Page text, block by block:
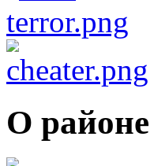
О районе